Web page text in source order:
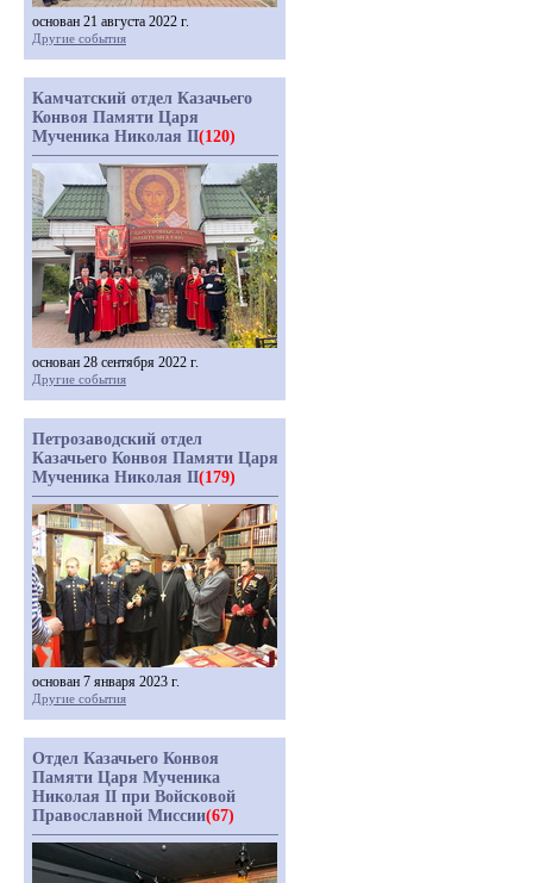
основан 21 августа 2022 г.
Другие события
Камчатский отдел Казачьего
Конвоя Памяти Царя
Мученика Николая II(120)
основан 28 сентября 2022 г.
Другие события
Петрозаводский отдел
Казачьего Конвоя Памяти Царя
Мученика Николая II(179)
основан 7 января 2023 г.
Другие события
Отдел Казачьего Конвоя
Памяти Царя Мученика
Николая II при Войсковой
Православной Миссии(67)